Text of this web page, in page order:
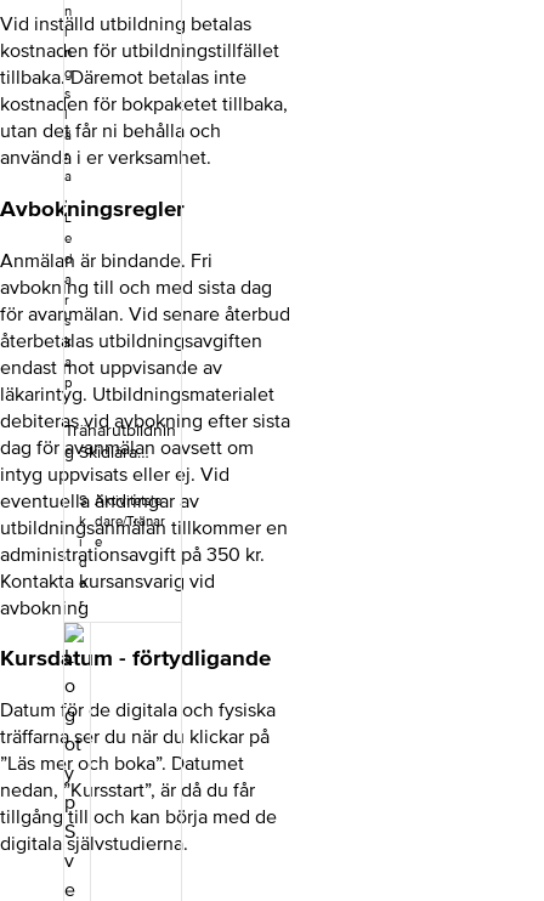
Vid inställd utbildning betalas
kostnaden för utbildningstillfället
tillbaka. Däremot betalas inte
kostnaden för bokpaketet tillbaka,
utan det får ni behålla och
använda i er verksamhet.
Avbokningsregler
Anmälan är bindande. Fri
avbokning till och med sista dag
för avanmälan. Vid senare återbud
återbetalas utbildningsavgiften
endast mot uppvisande av
läkarintyg. Utbildningsmaterialet
debiteras vid avbokning efter sista
dag för avanmälan oavsett om
intyg uppvisats eller ej. Vid
eventuella ändringar av
utbildningsanmälan tillkommer en
administrationsavgift på 350 kr.
Kontakta kursansvarig vid
avbokning
Kursdatum - förtydligande
Datum för de digitala och fysiska
träffarna ser du när du klickar på
”Läs mer och boka”. Datumet
nedan, ”Kursstart”, är då du får
tillgång till och kan börja med de
digitala självstudierna.
n
i
n
g
s
l
ä
r
a
,
L
e
d
a
r
s
k
a
p
Tränarutbildnin
g Skidlära
behandlar
grundstadiet (9
– 12 år) som är
det andra
utvecklingsstad
iet i Svenska
Skidförbundets
utvecklingsmo
dell för
längdskidor. Ut
bildningens
mål är att du
som
skidtränare ska
känna trygghet
att leda barn i
grundstadiet
och bland
annat få
kunskap om:
S
k
i
d
o
r
Aktivitetsle
dare/Tränar
e